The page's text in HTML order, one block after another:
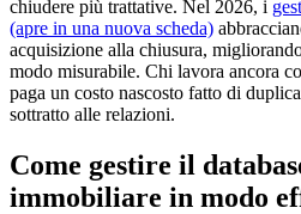
chiudere più trattative. Nel 2026, i
(apre in una nuova scheda)
acquisizione alla chiusura,
modo misurabile. Chi lavora ancora
paga un costo nascosto fatto di
sottratto alle relazioni.
Come gestire il
immobiliare in modo